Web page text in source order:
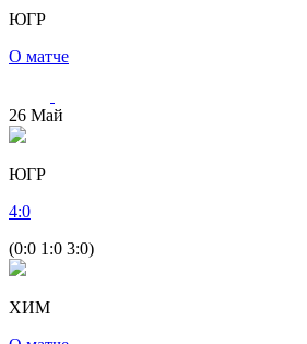
ЮГР
О матче
26 Май
ЮГР
4:0
(0:0 1:0 3:0)
ХИМ